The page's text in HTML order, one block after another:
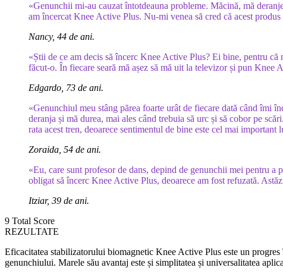
«Genunchii mi-au cauzat întotdeauna probleme. Măcină, mă
am încercat Knee Active Plus. Nu-mi venea să cred că acest
Nancy, 44 de ani.
«Știi de ce am decis să încerc Knee Active Plus? Ei bine, pentru
făcut-o. În fiecare seară mă așez să mă uit la televizor și pun Knee
Edgardo, 73 de ani.
«Genunchiul meu stâng părea foarte urât de fiecare dată când îmi
deranja și mă durea, mai ales când trebuia să urc și să cobor pe
rata acest tren, deoarece sentimentul de bine este cel mai important
Zoraida, 54 de ani.
«Eu, care sunt profesor de dans, depind de genunchii mei pentru a
obligat să încerc Knee Active Plus, deoarece am fost refuzată.
Itziar, 39 de ani.
9 Total Score
REZULTATE
Eficacitatea stabilizatorului biomagnetic Knee Active Plus este un
genunchiului. Marele său avantaj este și simplitatea și universalitatea